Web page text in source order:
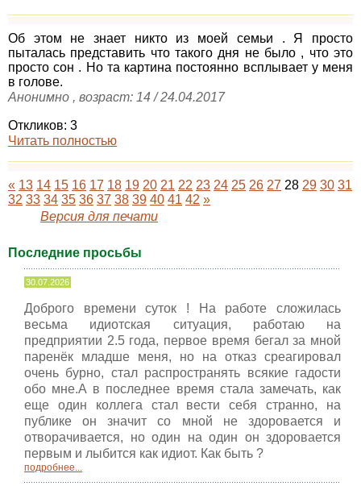
Об этом не знает никто из моей семьи . Я просто
пыталась представить что такого дня не было , что это
просто сон . Но та картина постоянно всплывает у меня
в голове.
Анонимно , возраст: 14 / 24.04.2017
Откликов: 3
Читать полностью
« 13 14 15 16 17 18 19 20 21 22 23 24 25 26 27 28 29 30 31
32 33 34 35 36 37 38 39 40 41 42 »
Версия для печати
Последние просьбы
30.07.2026
Доброго времени суток ! На работе сложилась
весьма идиотская ситуация, работаю на
предприятии 2.5 года, первое время бегал за мной
паренёк младше меня, но на отказ среагировал
очень бурно, стал распространять всякие гадости
обо мне.А в последнее время стала замечать, как
еще один коллега стал вести себя странно, на
публике он значит со мной не здоровается и
отворачивается, но один на один он здоровается
первым и лыбится как идиот. Как быть ?
подробнее...